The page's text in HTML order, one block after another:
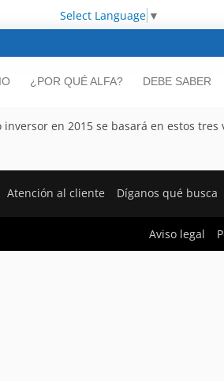
Select Language ▼
¿POR QUÉ ALFA? DEBE SABER
en 2015 se basará en estos tres
Atención al cliente Díganos qué busca
Aviso legal